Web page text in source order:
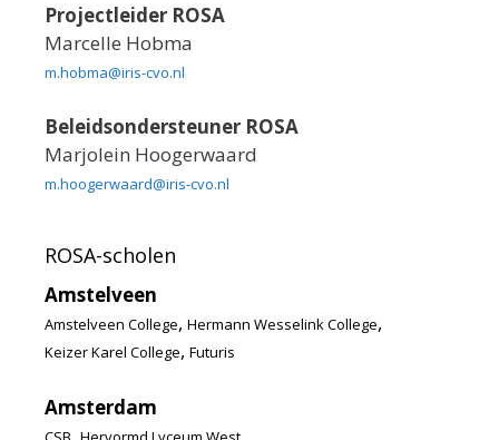
Projectleider ROSA
Marcelle Hobma
m.hobma@iris-cvo.nl
Beleidsondersteuner ROSA
Marjolein Hoogerwaard
m.hoogerwaard@iris-cvo.nl
ROSA-scholen
Amstelveen
Amstelveen College, Hermann Wesselink College,
Keizer Karel College, Futuris
Amsterdam